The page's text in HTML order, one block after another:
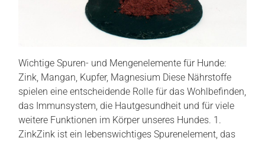
Wichtige Spuren- und Mengenelemente für Hunde:
Zink, Mangan, Kupfer, Magnesium Diese Nährstoffe
spielen eine entscheidende Rolle für das Wohlbefinden,
das Immunsystem, die Hautgesundheit und für viele
weitere Funktionen im Körper unseres Hundes. 1.
ZinkZink ist ein lebenswichtiges Spurenelement, das